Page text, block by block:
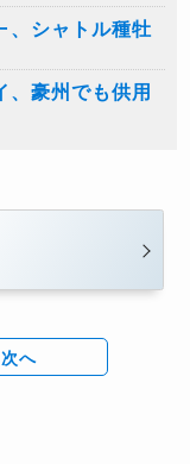
、シャトル種牡
、豪州でも供用
次へ